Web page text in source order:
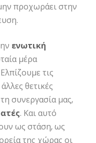
προχωράει στην
ενωτική
μέρα
τις
θετικές
συνεργασία μας,
. Και αυτό
ως στάση, ως
της χώρας οι